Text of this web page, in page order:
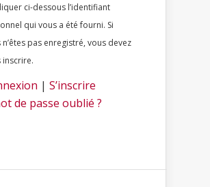
ci-dessous l’identifiant
qui vous a été fourni. Si
n’êtes pas enregistré, vous devez
inscrire.
| S’inscrire
de passe oublié ?